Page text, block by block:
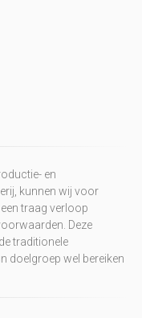
en
kunnen wij voor
traag verloop
Deze
traditionele
doelgroep wel bereiken